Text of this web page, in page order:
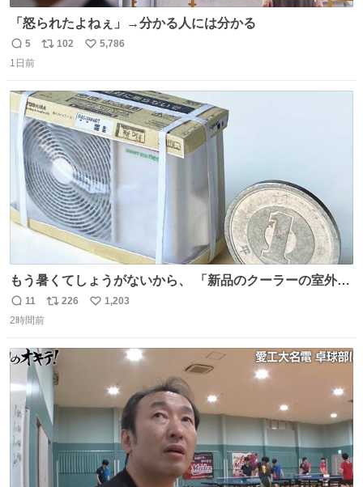
「怒られたよねぇ」→分かる人には分かる
返
信
5
リ
ト
数
102
い
数
5,786
1日前
もう暑くてしょうがないから、 「新品のクーラーの室外機
のミニチュア」 でも見ていってよ
返
信
11
リ
ト
数
226
い
1,203
2時間前